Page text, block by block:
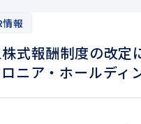
拠点一覧
グループ企業
風力発電を知る
陸上風力発電
洋上風力発電
情報
式報酬制度の改定
ニア・ホールディ